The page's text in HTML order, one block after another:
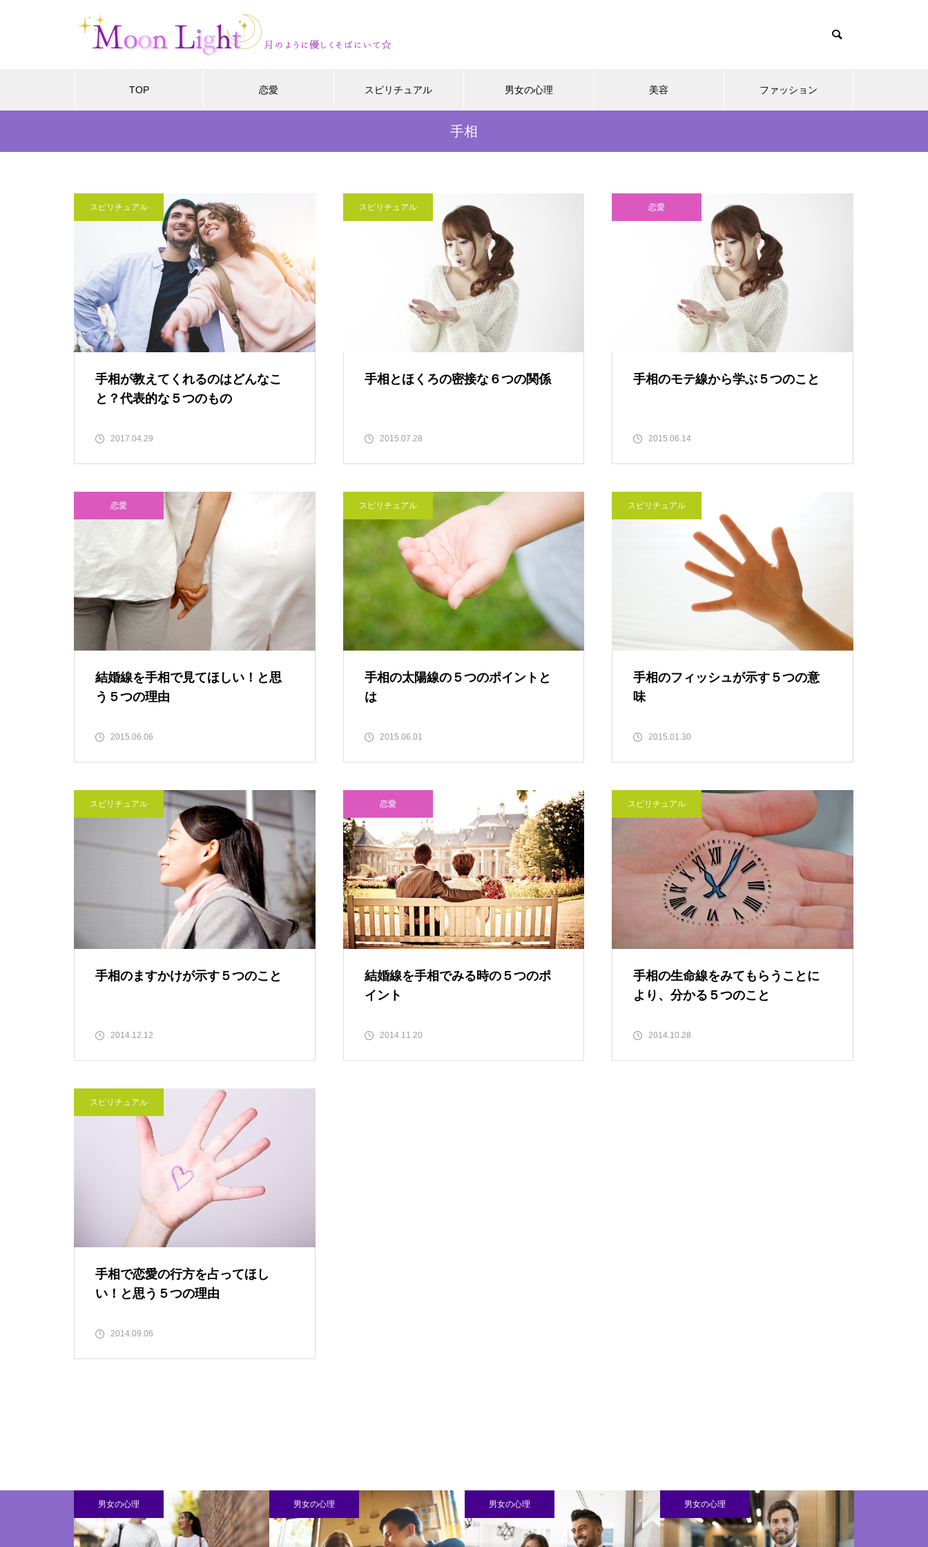
TOP 恋愛 スピリチュアル 男女の心理 美容 ファッション
手相
スピリチュアル
手相が教えてくれるのはどんなこ
と？代表的な５つのもの
2017.04.29
スピリチュアル
手相とほくろの密接な６つの関係
2015.07.28
恋愛
手相のモテ線から学ぶ５つのこと
2015.06.14
恋愛
結婚線を手相で見てほしい！と思
う５つの理由
2015.06.06
スピリチュアル
手相の太陽線の５つのポイントと
は
2015.06.01
スピリチュアル
手相のフィッシュが示す５つの意
味
2015.01.30
スピリチュアル
手相のますかけが示す５つのこと
2014.12.12
恋愛
結婚線を手相でみる時の５つのポ
イント
2014.11.20
スピリチュアル
手相の生命線をみてもらうことに
より、分かる５つのこと
2014.10.28
スピリチュアル
手相で恋愛の行方を占ってほし
い！と思う５つの理由
2014.09.06
男女の心理 男女の心理 男女の心理 男女の心理